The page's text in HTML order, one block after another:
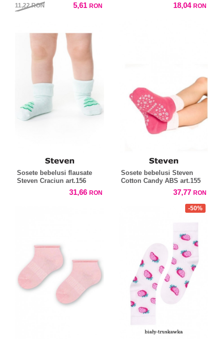
11,22RON 5,61 RON 18,04 RON
Sosete bebelusi flausate
Steven Craciun art.156
31,66 RON
Sosete bebelusi Steven
Cotton Candy ABS art.155
37,77 RON
-50%